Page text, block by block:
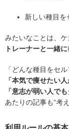
新しい種目を
みたいなことは、ケ
トレーナーと一緒に
「どんな種目をセ
「本気で痩せたい
「意志が弱い人で
あたりの記事も“考